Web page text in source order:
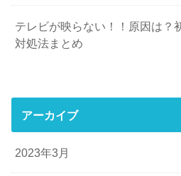
テレビが映らない！！原因は？
対処法まとめ
アーカイブ
2023年3月